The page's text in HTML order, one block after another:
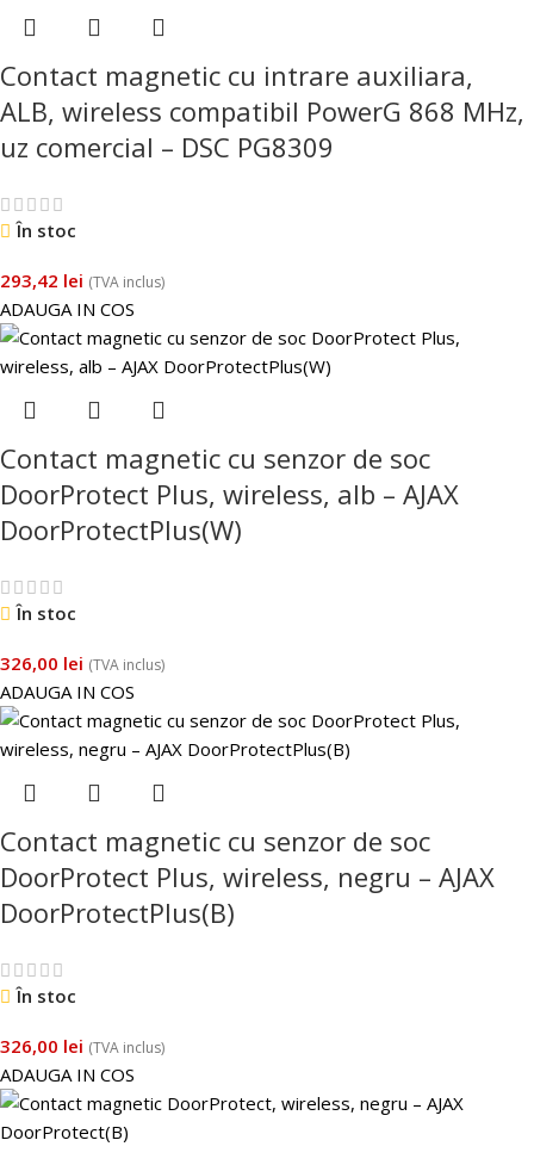
Contact magnetic cu intrare auxiliara,
ALB, wireless compatibil PowerG 868 MHz,
uz comercial – DSC PG8309
În stoc
293,42 lei (TVA inclus)
ADAUGA IN COS
Contact magnetic cu senzor de soc
DoorProtect Plus, wireless, alb – AJAX
DoorProtectPlus(W)
În stoc
326,00 lei (TVA inclus)
ADAUGA IN COS
Contact magnetic cu senzor de soc
DoorProtect Plus, wireless, negru – AJAX
DoorProtectPlus(B)
În stoc
326,00 lei (TVA inclus)
ADAUGA IN COS